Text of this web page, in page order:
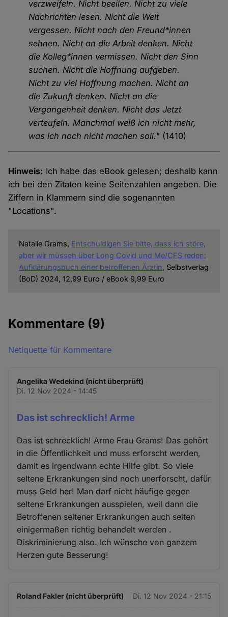
verzweifeln. Nicht beeilen. Nicht zu viele
Nachrichten lesen. Nicht die Welt
vergessen. Nicht nach den Freund*innen
sehnen. Nicht an die Arbeit denken. Nicht
die Kolleg*innen vermissen. Nicht den Sinn
suchen. Nicht die Hoffnung aufgeben.
Nicht zu viel Hoffnung machen. Nicht an
die Zukunft denken. Nicht an die
Vergangenheit denken. Nicht das Jetzt
verteufeln. Manchmal weiß ich nicht mehr,
was ich noch nicht machen soll." (1410)
Hinweis: Ich habe das eBook gelesen; deshalb kann
ich bei den Zitaten keine Seitenzahlen angeben. Die
Ziffern in Klammern sind die sogenannten
"Locations".
Natalie Grams, Entschuldigen Sie bitte, dass ich störe,
aber wir müssen über Long Covid und Me/CFS reden:
Aufklärungsbuch einer betroffenen Ärztin, Selbstverlag
(BoD) 2024, 12,99 Euro / eBook 9,99 Euro
Kommentare (9)
Netiquette für Kommentare
Angelika Wedekind (nicht überprüft)
Di. 12 Nov 2024 - 14:45
Das ist schrecklich! Arme
Das ist schrecklich! Arme Frau Grams! Das gehört
in die Öffentlichkeit und muss erforscht werden,
damit es irgendwann echte Hilfe gibt. So viele
seltene Erkrankungen sind noch unerforscht, dafür
muss Geld her! Man darf nicht häufige gegen
seltene Erkrankungen ausspielen, weil dann die
Betroffenen seltener Erkrankungen auch selten
einigermaßen richtig behandelt werden .
Diskriminierung also. Ich wünsche von ganzem
Herzen gute Besserung!
Roland Fakler (nicht überprüft) Di. 12 Nov 2024 - 21:15